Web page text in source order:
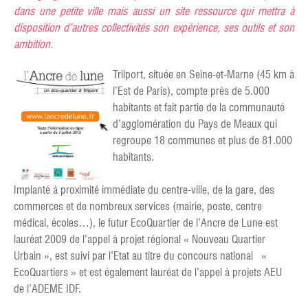
dans une petite ville mais aussi un site ressource qui mettra à
disposition d’autres collectivités son expérience, ses outils et son
ambition.
Trilport, située en Seine-et-Marne (45 km à
l’Est de Paris), compte près de 5.000
habitants et fait partie de la communauté
d’agglomération du Pays de Meaux qui
regroupe 18 communes et plus de 81.000
habitants.
Implanté à proximité immédiate du centre-ville, de la gare, des
commerces et de nombreux services (mairie, poste, centre
médical, écoles…), le futur EcoQuartier de l’Ancre de Lune est
lauréat 2009 de l’appel à projet régional « Nouveau Quartier
Urbain », est suivi par l’Etat au titre du concours national «
EcoQuartiers » et est également lauréat de l’appel à projets AEU
de l’ADEME IDF.